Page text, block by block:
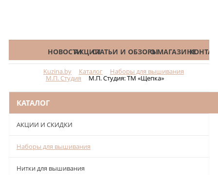
КАТАЛОГНОВОСТИАКЦИИСТАТЬИ И ОБЗОРЫО МАГАЗИНЕ
Kuzina.by Каталог Наборы для вышивания
М.П. Студия М.П. Студия: ТМ «Щепка»
КАТАЛОГ
АКЦИИ И СКИДКИ
Наборы для вышивания
Нитки для вышивания